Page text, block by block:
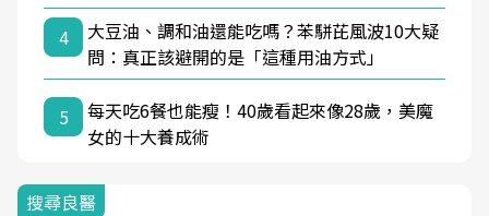
4
大豆油、調和油還能吃嗎？苯駢芘風波10大疑
問：真正該避開的是「這種用油方式」
5
每天吃6餐也能瘦！40歲看起來像28歲，美魔
女的十大養成術
搜尋良醫